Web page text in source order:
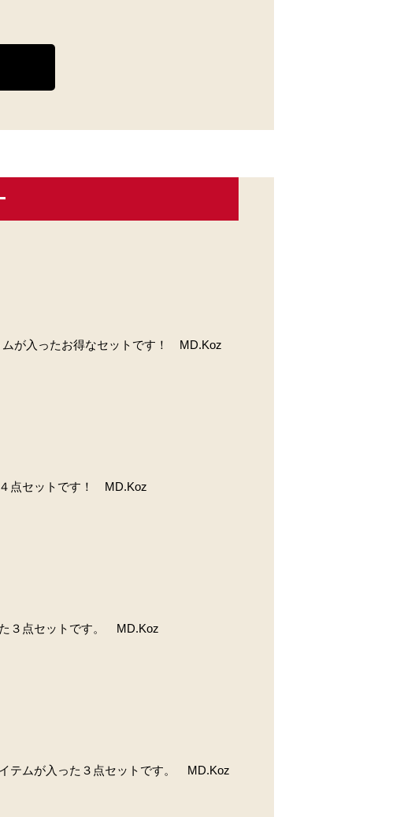
ムが入ったお得なセットです！ MD.Koz
４点セットです！ MD.Koz
た３点セットです。 MD.Koz
テムが入った３点セットです。 MD.Koz